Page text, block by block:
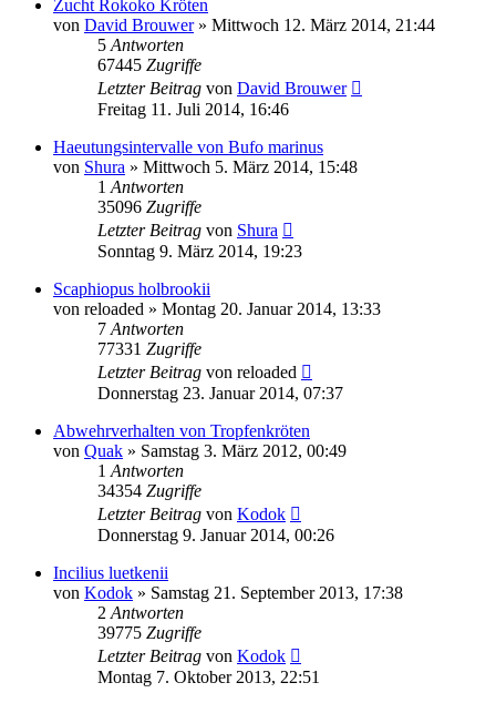
Zucht Rokoko Kröten
von David Brouwer» Mittwoch 12. März 2014, 21:44
5 Antworten
67445 Zugriffe
Letzter Beitrag von David Brouwer
Freitag 11. Juli 2014, 16:46
Haeutungsintervalle von Bufo marinus
von Shura » Mittwoch 5. März 2014, 15:48
1 Antworten
35096 Zugriffe
Letzter Beitrag von Shura
Sonntag 9. März 2014, 19:23
Scaphiopus holbrookii
von reloaded » Montag 20. Januar 2014, 13:33
7 Antworten
77331 Zugriffe
Letzter Beitrag von reloaded
Donnerstag 23. Januar 2014, 07:37
Abwehrverhalten von Tropfenkröten
von Quak » Samstag 3. März 2012, 00:49
1 Antworten
34354 Zugriffe
Letzter Beitrag von Kodok
Donnerstag 9. Januar 2014, 00:26
Incilius luetkenii
von Kodok » Samstag 21. September 2013, 17:38
2 Antworten
39775 Zugriffe
Letzter Beitrag von Kodok
Montag 7. Oktober 2013, 22:51